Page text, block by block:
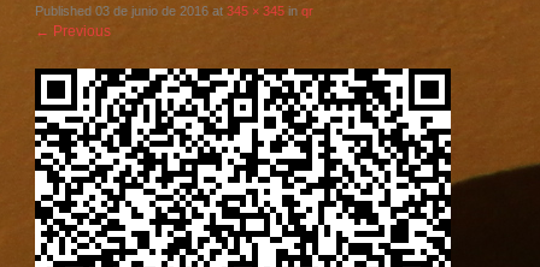
Published03 de junio de 2016 at345 × 345 inqr
← Previous